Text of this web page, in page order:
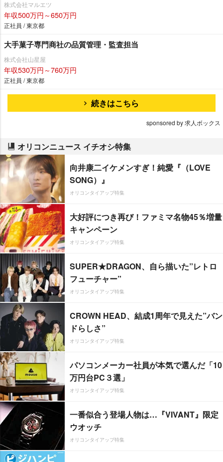
株式会社マルエツ
年収500万円～650万円
正社員 / 東京都
大手菓子専門商社の品質管理・監査担当
株式会社山星屋
年収530万円～760万円
正社員 / 東京都
続きはこちら
sponsored by 求人ボックス
オリコンニュース イチオシ特集
向井康二イケメンすぎ！純愛『（LOVE
SONG）』
オリコンタイアップ特集
大好評につき再び！ファミマ名物45％増量
キャンペーン
オリコンタイアップ特集
SUPER★DRAGON、自ら描いた”レトロ
フューチャー”
オリコンタイアップ特集
CROWN HEAD、結成1周年で見えた”バン
ドらしさ”
オリコンタイアップ特集
パソコンメーカー社員が本気で選んだ「10
万円台PC３選」
オリコンタイアップ特集
一番似合う登場人物は…『VIVANT』限定
ウオッチ
オリコンタイアップ特集